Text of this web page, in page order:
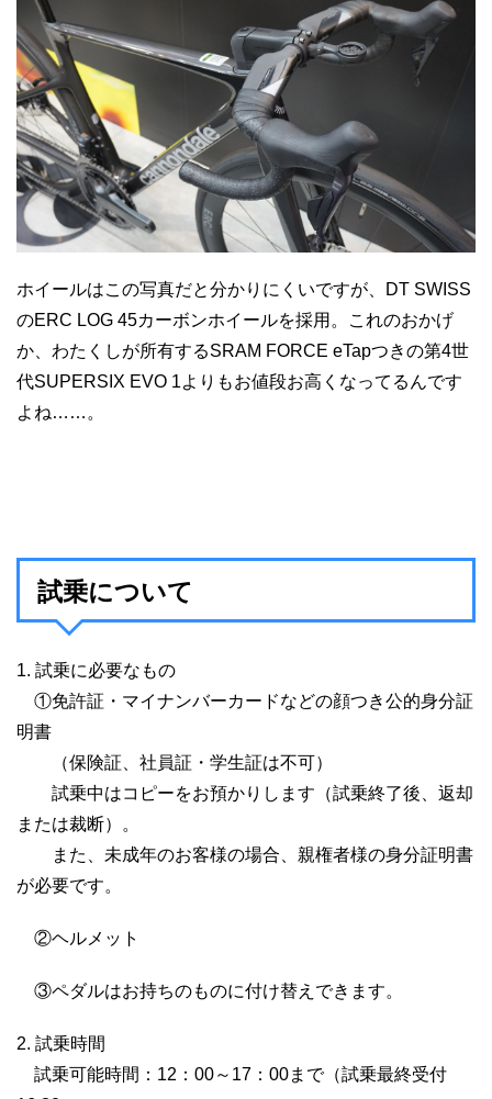
ホイールはこの写真だと分かりにくいですが、DT SWISS
のERC LOG 45カーボンホイールを採用。これのおかげ
か、わたくしが所有するSRAM FORCE eTapつきの第4世
代SUPERSIX EVO 1よりもお値段お高くなってるんです
よね……。
試乗について
1. 試乗に必要なもの
①免許証・マイナンバーカードなどの顔つき公的身分証
明書
（保険証、社員証・学生証は不可）
試乗中はコピーをお預かりします（試乗終了後、返却
または裁断）。
また、未成年のお客様の場合、親権者様の身分証明書
が必要です。
②ヘルメット
③ペダルはお持ちのものに付け替えできます。
2. 試乗時間
試乗可能時間：12：00～17：00まで（試乗最終受付